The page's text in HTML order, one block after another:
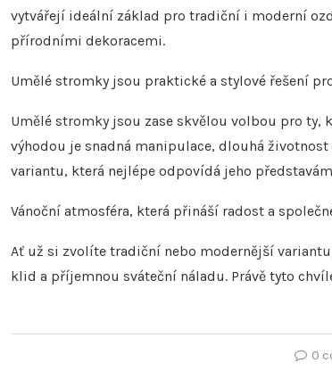
vytvářejí ideální základ pro tradiční i moderní
přírodními dekoracemi.
Umělé stromky jsou praktické a stylové řešení
Umělé stromky jsou zase skvělou volbou pro
výhodou je snadná manipulace, dlouhá
variantu, která nejlépe odpovídá jeho
Vánoční atmosféra, která přináší radost a
Ať už si zvolíte tradiční nebo modernější
klid a příjemnou sváteční náladu. Právě tyto
0